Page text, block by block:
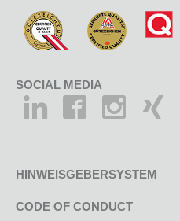
SOCIAL MEDIA
HINWEISGEBERSYSTEM
CODE OF CONDUCT